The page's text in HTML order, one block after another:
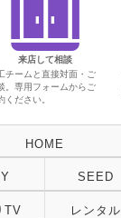
来店して相談
チームと直接対面・ご
。専用フォームからご
ください。
HOME
SEED
TV レンタル